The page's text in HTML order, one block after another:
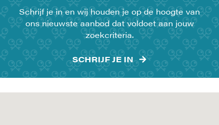
Schrijf je in en wij houden je op de hoogte van
ons nieuwste aanbod dat voldoet aan jouw
zoekcriteria.
SCHRIJF JE IN